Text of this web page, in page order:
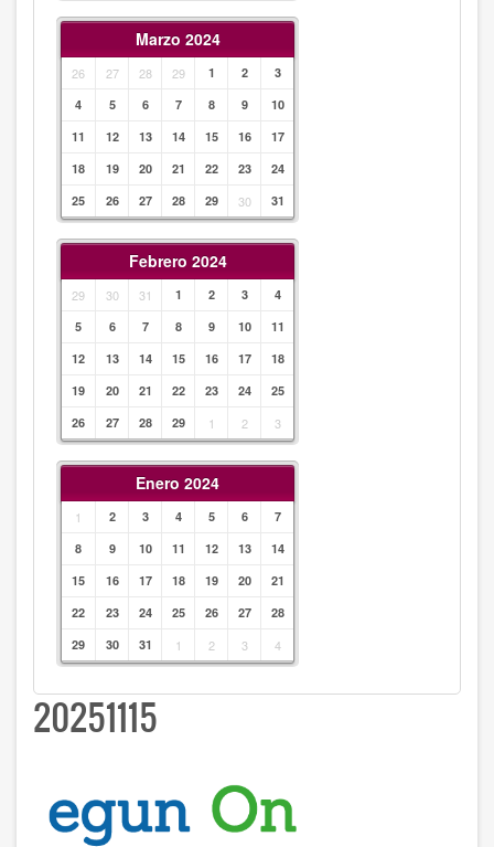
Marzo 2024
26 27 28 29 1 2
3
4
5 6 7 8 9
10
11
12 13 14 15 16
17
18
19 20 21 22 23
24
25
26 27 28 29 30 31
Febrero 2024
29 30 31 1 2 3
4
5
6 7 8 9 10
11
12
13 14 15 16 17
18
19
20 21 22 23 24
25
26
27 28 29 1 2 3
Enero 2024
1 2 3 4 5 6
7
8
9 10 11 12 13
14
15
16 17 18 19 20
21
22
23 24 25 26 27
28
29
30 31 1 2 3 4
20251115